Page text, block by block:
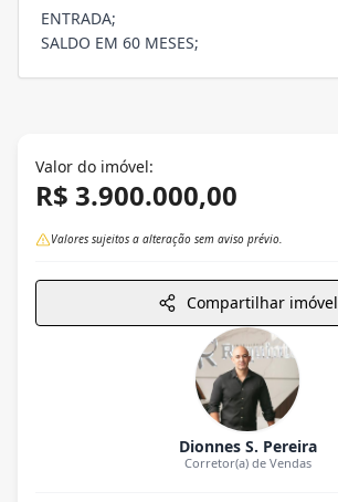
ENTRADA;
SALDO EM 60 MESES;
Valor do imóvel:
R$ 3.900.000,00
Valores sujeitos a alteração sem aviso prévio.
Compartilhar imóvel
Dionnes S. Pereira
Corretor(a) de Vendas